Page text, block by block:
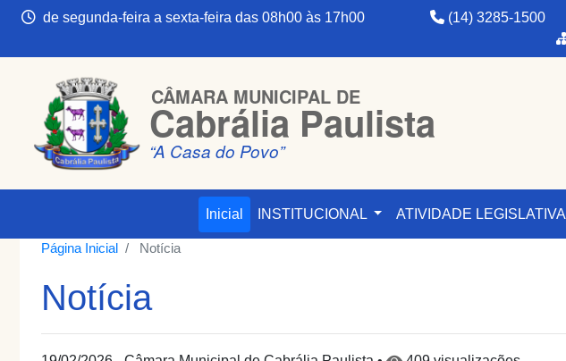
de segunda-feira a sexta-feira das 08h00 às 17h00 (14) 3285-1500
CÂMARA MUNICIPAL DE
Cabrália Paulista
“A Casa do Povo”
Inicial INSTITUCIONAL ATIVIDADE LEGISLATIVA
Página Inicial Notícia
Notícia